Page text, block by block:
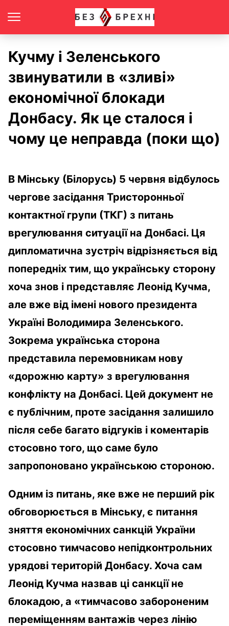
Кучму і Зеленського
звинуватили в «зливі»
економічної блокади
Донбасу. Як це сталося і
чому це неправда (поки що)
В Мінську (Білорусь) 5 червня відбулось
чергове засідання Тристоронньої
контактної групи (ТКГ) з питань
врегулювання ситуації на Донбасі. Ця
дипломатична зустріч відрізняється від
попередніх тим, що українську сторону
хоча знов і представляє Леонід Кучма,
але вже від імені нового президента
Україні Володимира Зеленського.
Зокрема українська сторона
представила перемовникам нову
«дорожню карту» з врегулювання
конфлікту на Донбасі. Цей документ не
є публічним, проте засідання залишило
після себе багато відгуків і коментарів
стосовно того, що саме було
запропоновано українською стороною.
Одним із питань, яке вже не перший рік
обговорюється в Мінську, є питання
зняття економічних санкцій України
стосовно тимчасово непідконтрольних
урядові територій Донбасу. Хоча сам
Леонід Кучма назвав ці санкції не
блокадою, а «тимчасово забороненим
переміщенням вантажів через лінію